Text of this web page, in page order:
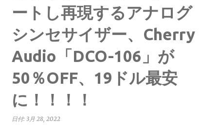
ートし再現するアナログ
シンセサイザー、Cherry
Audio「DCO-106」が
50％OFF、19ドル最安
に！！！！
日付: 3月 28, 2022